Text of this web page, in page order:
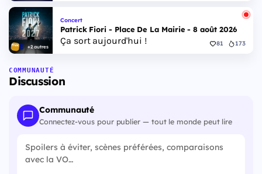
+2 autres
Concert
Patrick Fiori - Place De La Mairie - 8 août 2026
Ça sort aujourd'hui ! 81 173
COMMUNAUTÉ
Discussion
Communauté
Connectez-vous pour publier — tout le monde peut lire